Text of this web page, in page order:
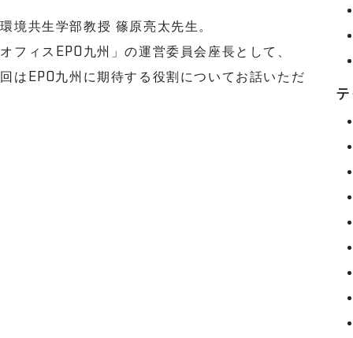
境共生学部教授 篠原亮太先生。
フィスEPO九州」の運営委員会座長として、
はEPO九州に期待する役割についてお話いただ